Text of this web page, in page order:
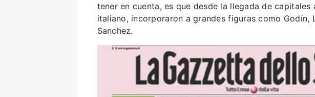
tener en cuenta, es que desde la llegada de capitales
italiano, incorporaron a grandes figuras como Godín,
Sanchez.